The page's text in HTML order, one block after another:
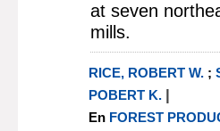
at seven
mills.
RICE, ROBERT W.;
POBERT K. |
En FOREST